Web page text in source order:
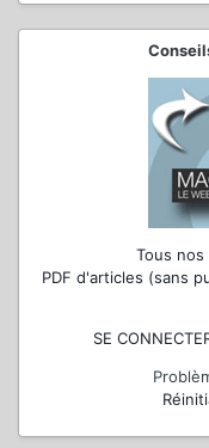
Tous nos
PDF d'articles (sans
SE